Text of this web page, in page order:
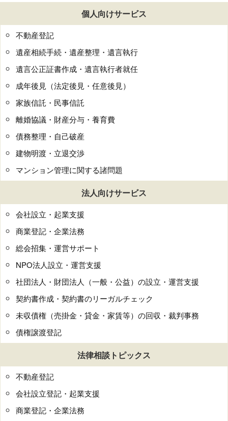
個人向けサービス
不動産登記
遺産相続手続・遺産整理・遺言執行
遺言公正証書作成・遺言執行者就任
成年後見（法定後見・任意後見）
家族信託・民事信託
離婚協議・財産分与・養育費
債務整理・自己破産
建物明渡・立退交渉
マンション管理に関する諸問題
法人向けサービス
会社設立・起業支援
商業登記・企業法務
総会招集・運営サポート
NPO法人設立・運営支援
社団法人・財団法人（一般・公益）の設立・運営支援
契約書作成・契約書のリーガルチェック
未収債権（売掛金・貸金・家賃等）の回収・裁判事務
債権譲渡登記
法律相談トピックス
不動産登記
会社設立登記・起業支援
商業登記・企業法務